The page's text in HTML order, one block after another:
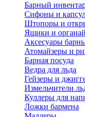
Барный
Сифоны и
Штопоры и
Ящики и
Аксесуары
Атомайзеры и
Барная посуда
Ведра для льда
Гейзеры и
Измельчители
Куллеры для
Ложки бармена